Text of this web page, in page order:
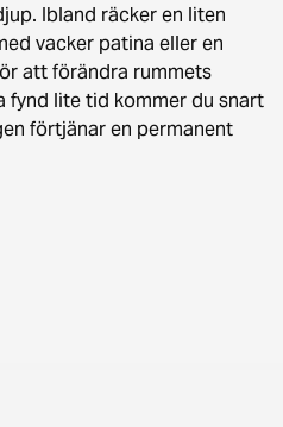
Ibland räcker en liten
vacker patina eller en
att förändra rummets
fynd lite tid kommer du snart
förtjänar en permanent